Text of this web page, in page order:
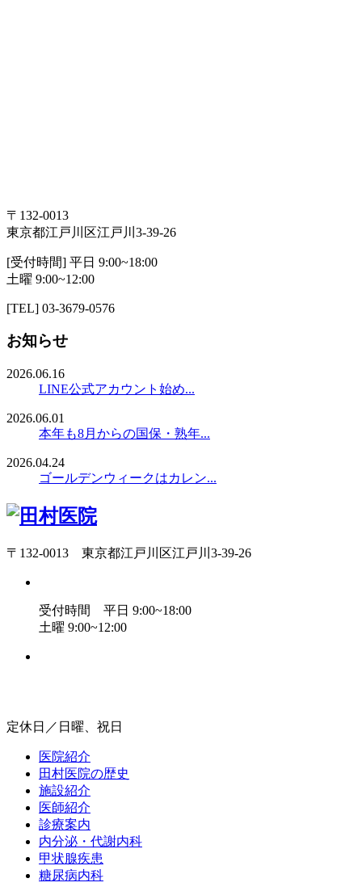
〒132-0013
東京都江戸川区江戸川3-39-26
[受付時間] 平日 9:00~18:00
土曜 9:00~12:00
[TEL] 03-3679-0576
お知らせ
2026.06.16
LINE公式アカウント始め...
2026.06.01
本年も8月からの国保・熟年...
2026.04.24
ゴールデンウィークはカレン...
〒132-0013 東京都江戸川区江戸川3-39-26
受付時間 平日 9:00~18:00
土曜 9:00~12:00
定休日／日曜、祝日
医院紹介
田村医院の歴史
施設紹介
医師紹介
診療案内
内分泌・代謝内科
甲状腺疾患
糖尿病内科